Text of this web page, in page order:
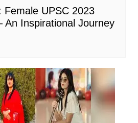
Female UPSC 2023
An Inspirational Journey